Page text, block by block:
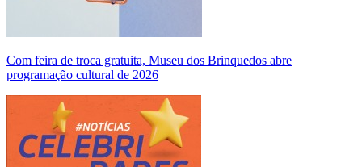
Com feira de troca gratuita, Museu dos Brinquedos abre
programação cultural de 2026